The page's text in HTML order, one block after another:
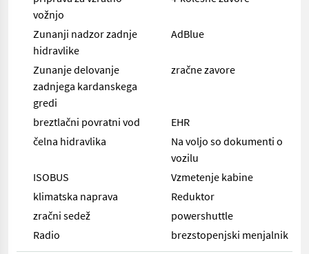
vožnjo
Zunanji nadzor zadnje
hidravlike
AdBlue
Zunanje delovanje
zadnjega kardanskega
gredi
zračne zavore
breztlačni povratni vod
EHR
čelna hidravlika
Na voljo so dokumenti o
vozilu
ISOBUS
Vzmetenje kabine
klimatska naprava
Reduktor
zračni sedež
powershuttle
Radio
brezstopenjski menjalnik